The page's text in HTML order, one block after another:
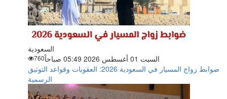
السعودية
السبت 01 أغسطس 2026 05:49 صباحاً
760
ضوابط زواج المسيار في السعودية 2026: العقوبات وقواعد التوثيق
الرسمية